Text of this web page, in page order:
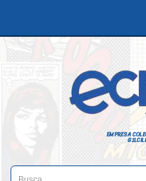
EMPRESA